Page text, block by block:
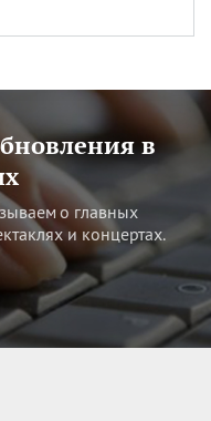
в
о главных
и концертах.